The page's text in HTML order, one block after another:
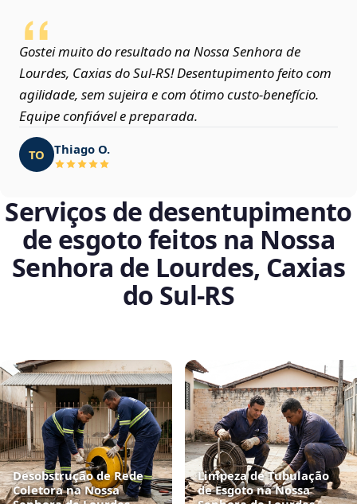
Gostei muito do resultado na Nossa Senhora de
Lourdes, Caxias do Sul‑RS! Desentupimento feito com
agilidade, sem sujeira e com ótimo custo-benefício.
Equipe confiável e preparada.
TO Thiago O.
Serviços de desentupimento
de esgoto feitos na Nossa
Senhora de Lourdes, Caxias
do Sul‑RS
Desobstrução de Rede
Coletora na Nossa
Limpeza de Tubulação
de Esgoto na Nossa